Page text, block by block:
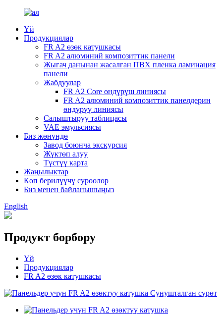
Үй
Продукциялар
FR A2 өзөк катушкасы
FR A2 алюминий композиттик панели
Жыгач данынан жасалган ПВХ пленка ламинация
панели
Жабдуулар
FR A2 Core өндүрүш линиясы
FR A2 алюминий композиттик панелдерин
өндүрүү линиясы
Салыштыруу таблицасы
VAE эмульсиясы
Биз жөнүндө
Завод боюнча экскурсия
Жүктөп алуу
Түстүү карта
Жаңылыктар
Көп берилүүчү суроолор
Биз менен байланышыңыз
English
Продукт борбору
Үй
Продукциялар
FR A2 өзөк катушкасы